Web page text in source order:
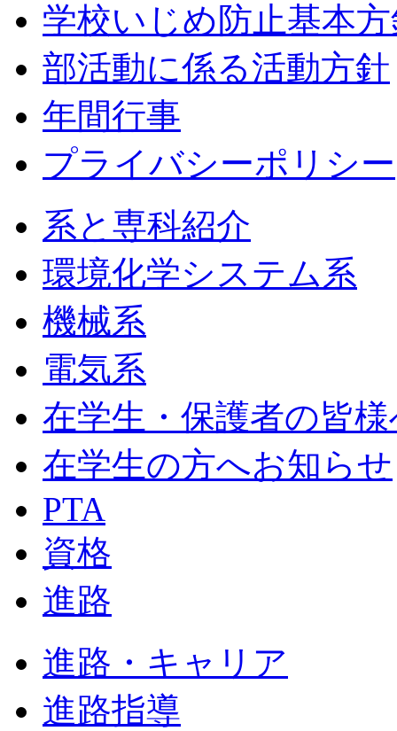
学校いじめ防止基本
部活動に係る活動方針
年間行事
プライバシーポリシー
系と専科紹介
環境化学システム系
機械系
電気系
在学生・保護者の皆
在学生の方へお知らせ
PTA
資格
進路
進路・キャリア
進路指導